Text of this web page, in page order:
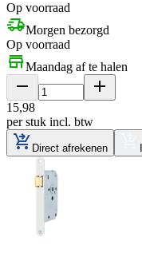
Op voorraad
Morgen bezorgd
Op voorraad
Maandag af te halen
15,98
per stuk incl. btw
Direct afrekenen